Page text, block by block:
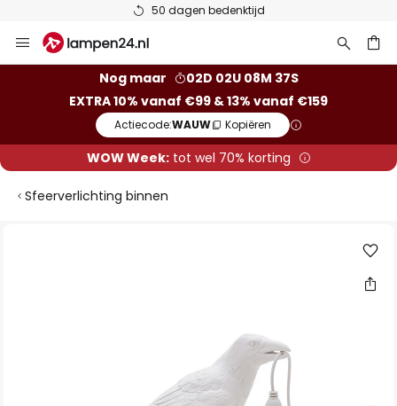
50 dagen bedenktijd
naar
Nog maar
02D 02U 08M 36S
EXTRA 10% vanaf €99 & 13% vanaf €159
Actiecode:WAUW Kopiëren
WOW Week:tot wel 70% korting
Sfeerverlichting binnen